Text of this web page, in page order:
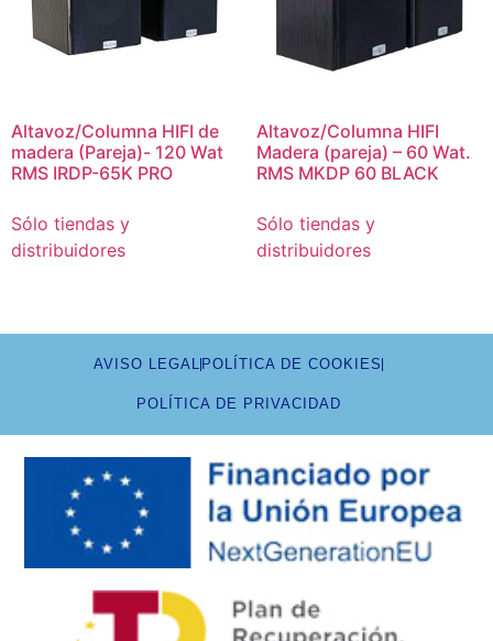
Altavoz/Columna HIFI de
madera (Pareja)- 120 Wat
RMS IRDP-65K PRO
Sólo tiendas y
distribuidores
Altavoz/Columna HIFI
Madera (pareja) – 60 Wat.
RMS MKDP 60 BLACK
Sólo tiendas y
distribuidores
AVISO LEGAL POLÍTICA DE COOKIES
POLÍTICA DE PRIVACIDAD